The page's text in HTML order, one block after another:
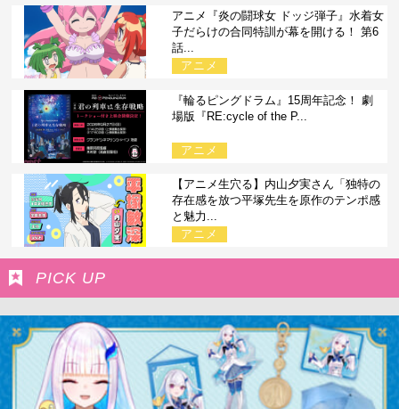
アニメ『炎の闘球女 ドッジ弾子』水着女
子だらけの合同特訓が幕を開ける！ 第6
話...
アニメ
『輪るピングドラム』15周年記念！ 劇
場版『RE:cycle of the P...
アニメ
【アニメ生穴る】内山夕実さん「独特の
存在感を放つ平塚先生を原作のテンポ感
と魅力...
アニメ
PICK UP